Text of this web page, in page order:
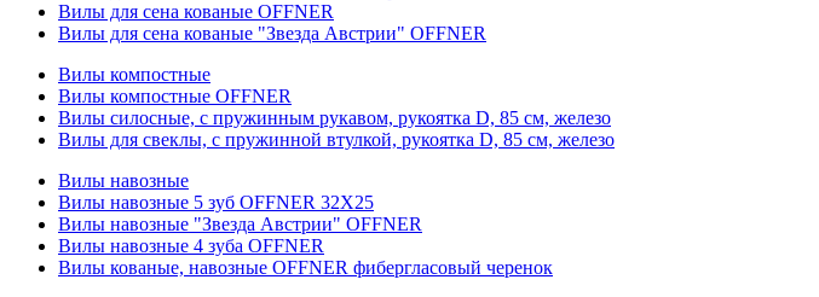
Вилы для сена кованые OFFNER
Вилы для сена кованые "Звезда Австрии" OFFNER
Вилы компостные
Вилы компостные OFFNER
Вилы силосные, с пружинным рукавом, рукоятка D, 85 см, железо
Вилы для свеклы, с пружинной втулкой, рукоятка D, 85 см, железо
Вилы навозные
Вилы навозные 5 зуб OFFNER 32X25
Вилы навозные "Звезда Австрии" OFFNER
Вилы навозные 4 зуба OFFNER
Вилы кованые, навозные OFFNER фибергласовый черенок